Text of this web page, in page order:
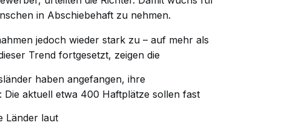
in Abschiebehaft zu nehmen.
jedoch wieder stark zu – auf mehr als
Trend fortgesetzt, zeigen die
haben angefangen, ihre
Die aktuell etwa 400 Haftplätze sollen fast
Länder laut